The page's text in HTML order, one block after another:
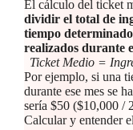
El cálculo del ticket
dividir el total de
tiempo
realizados durante
Ticket Medio =
Por ejemplo, si una
durante ese mes se
sería $50 ($10,000 /
Calcular y entender